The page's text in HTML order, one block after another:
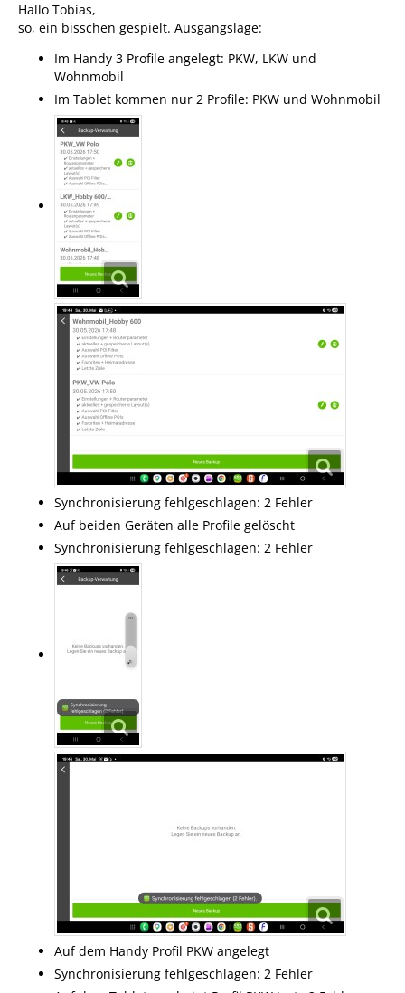
Hallo Tobias,
so, ein bisschen gespielt. Ausgangslage:
Im Handy 3 Profile angelegt: PKW, LKW und
Wohnmobil
Im Tablet kommen nur 2 Profile: PKW und Wohnmobil
Synchronisierung fehlgeschlagen: 2 Fehler
Auf beiden Geräten alle Profile gelöscht
Synchronisierung fehlgeschlagen: 2 Fehler
Auf dem Handy Profil PKW angelegt
Synchronisierung fehlgeschlagen: 2 Fehler